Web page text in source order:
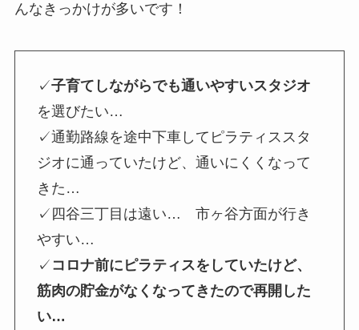
んなきっかけが多いです！
✓子育てしながらでも通いやすいスタジオ
を選びたい…
✓通勤路線を途中下車してピラティススタ
ジオに通っていたけど、通いにくくなって
きた…
✓四谷三丁目は遠い… 市ヶ谷方面が行き
やすい…
✓ コロナ前にピラティスをしていたけど、
筋肉の貯金がなくなってきたので再開した
い…